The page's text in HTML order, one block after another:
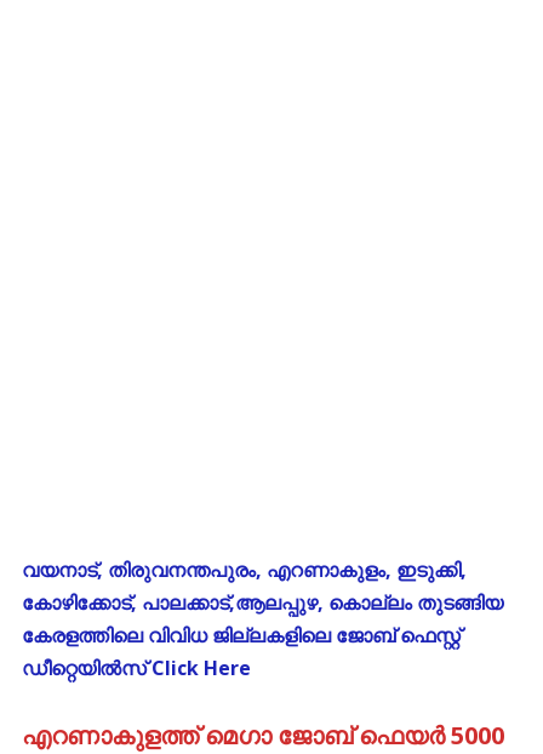
വയനാട്, തിരുവനന്തപുരം, എറണാകുളം, ഇടുക്കി,
കോഴിക്കോട്, പാലക്കാട്,ആലപ്പുഴ, കൊല്ലം തുടങ്ങിയ
കേരളത്തിലെ വിവിധ ജില്ലകളിലെ ജോബ് ഫെസ്റ്റ്
ഡീറ്റെയിൽസ് Click Here
എറണാകുളത്ത് മെഗാ ജോബ് ഫെയർ 5000